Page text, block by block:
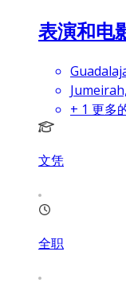
表演和电
+ 1 更多
文凭
全职